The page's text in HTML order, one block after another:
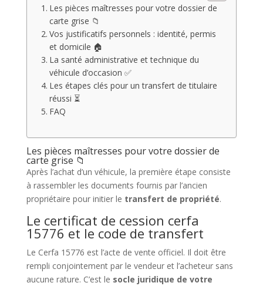
Les pièces maîtresses pour votre dossier de
carte grise 📁
Vos justificatifs personnels : identité, permis
et domicile 🏠
La santé administrative et technique du
véhicule d’occasion ✅
Les étapes clés pour un transfert de titulaire
réussi ⏳
FAQ
Les pièces maîtresses pour votre dossier de
carte grise 📁
Après l’achat d’un véhicule, la première étape consiste
à rassembler les documents fournis par l’ancien
propriétaire pour initier le transfert de propriété.
Le certificat de cession cerfa
15776 et le code de transfert
Le Cerfa 15776 est l’acte de vente officiel. Il doit être
rempli conjointement par le vendeur et l’acheteur sans
aucune rature. C’est le socle juridique de votre